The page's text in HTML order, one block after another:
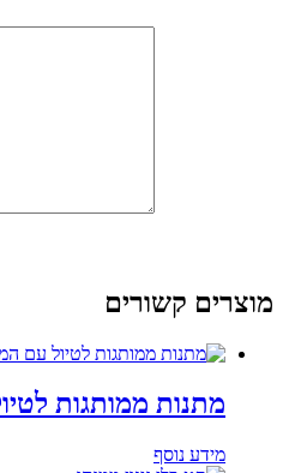
מוצרים קשורים
מתנות ממותגות
מידע נוסף